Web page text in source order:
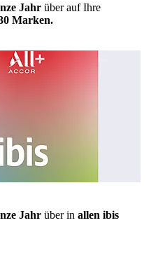
Jahr über auf Ihre
Marken.
Jahr über in allen ibis